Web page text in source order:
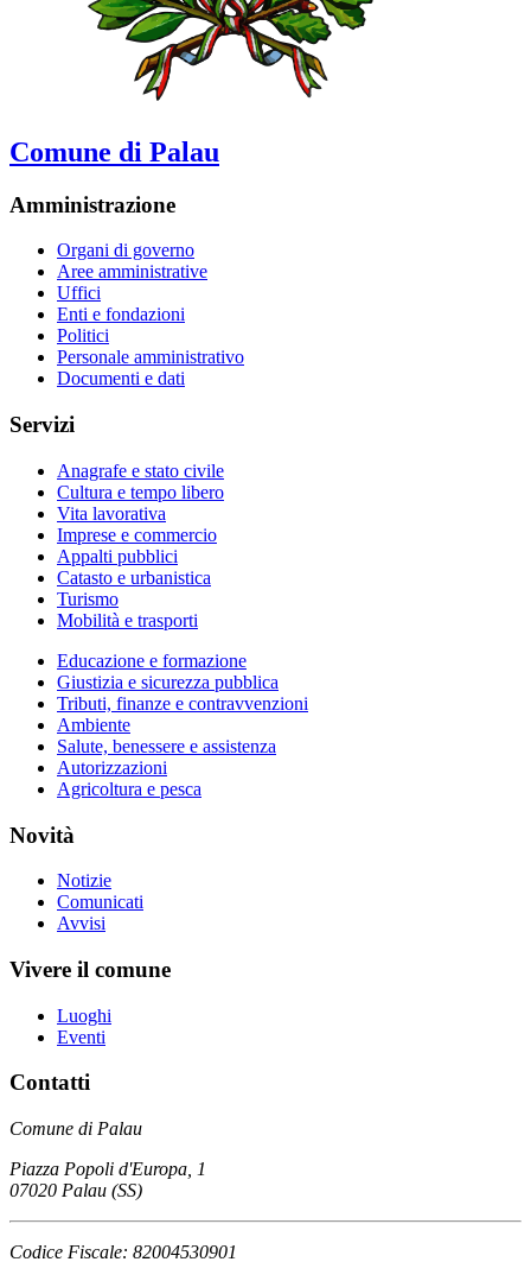
Comune di Palau
Amministrazione
Organi di governo
Aree amministrative
Uffici
Enti e fondazioni
Politici
Personale amministrativo
Documenti e dati
Servizi
Anagrafe e stato civile
Cultura e tempo libero
Vita lavorativa
Imprese e commercio
Appalti pubblici
Catasto e urbanistica
Turismo
Mobilità e trasporti
Educazione e formazione
Giustizia e sicurezza pubblica
Tributi, finanze e contravvenzioni
Ambiente
Salute, benessere e assistenza
Autorizzazioni
Agricoltura e pesca
Novità
Notizie
Comunicati
Avvisi
Vivere il comune
Luoghi
Eventi
Contatti
Comune di Palau
Piazza Popoli d'Europa, 1
07020 Palau (SS)
Codice Fiscale: 82004530901